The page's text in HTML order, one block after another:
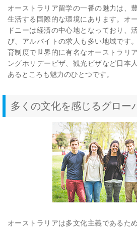
オーストラリア留学の一番の魅力は、
生活する国際的な環境にあります。オ
ドニーは経済の中心地となっており、
び、アルバイトの求人も多い地域です
育制度で世界的に有名なオーストラリ
ングホリデービザ、観光ビザなど日本
あるところも魅力のひとつです。
多くの文化を感じるグロー
オーストラリアは多文化主義であるた